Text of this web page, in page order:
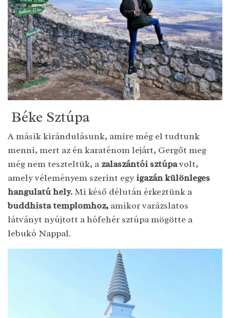
Béke Sztúpa
A másik kirándulásunk, amire még el tudtunk
menni, mert az én karaténom lejárt, Gergőt meg
még nem teszteltük, a zalaszántói sztúpavolt,
amely véleményem szerint egy igazán különleges
hangulatú hely.Mi késő délután érkeztünk a
buddhista templomhoz, amikor varázslatos
látványt nyújtott a hófehér sztúpa mögötte a
lebukó Nappal.